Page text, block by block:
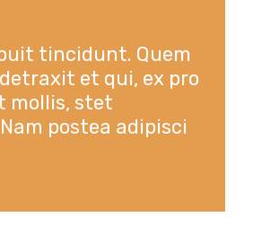
tincidunt. Quem
et qui, ex pro
mollis, stet
postea adipisci